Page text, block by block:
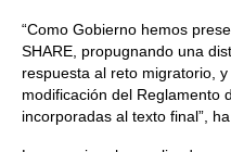
“Como Gobierno hemos
SHARE, propugnando una
respuesta al reto migratorio,
modificación del Reglamento
incorporadas al texto final”,